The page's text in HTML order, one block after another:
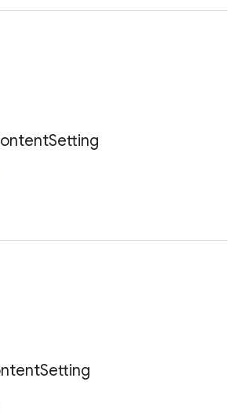
Setting
Setting